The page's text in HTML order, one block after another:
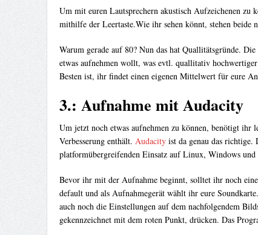
Um mit euren Lautsprechern akustisch Aufzeichenen zu
mithilfe der Leertaste.Wie ihr sehen könnt, stehen beide
Warum gerade auf 80? Nun das hat Quallitätsgründe.
etwas aufnehmen wollt, was evtl. quallitativ
Besten ist, ihr findet einen eigenen Mittelwert für eure
3.: Aufnahme mit Audacity
Um jetzt noch etwas aufnehmen zu können, benötigt ihr
Verbesserung enthält. Audacityist da genau das richtige.
platformübergreifenden Einsatz auf Linux, Windows
Bevor ihr mit der Aufnahme beginnt, solltet ihr noch
default und als Aufnahmegerät wählt ihr eure
auch noch die Einstellungen auf dem nachfolgendem
gekennzeichnet mit dem roten Punkt, drücken. Das